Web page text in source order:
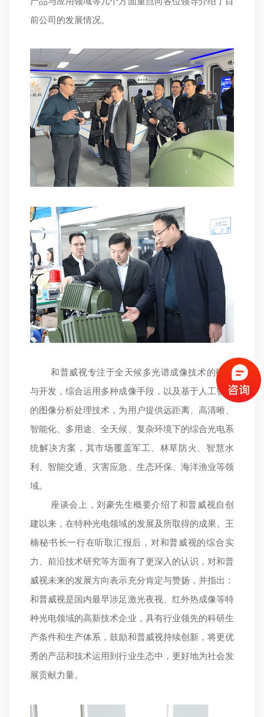
前公司的发展情况。
和普威视专注于全天候多光谱成像技术的研究
与开发，综合运用多种成像手段，以及基于人工智能
的图像分析处理技术，为用户提供远距离、高清晰、
智能化、多用途、全天候、复杂环境下的综合光电系
统解决方案，其市场覆盖军工、林草防火、智慧水
利、智能交通、灾害应急、生态环保、海洋渔业等领
域。
座谈会上，刘豪先生概要介绍了和普威视自创
建以来，在特种光电领域的发展及所取得的成果。王
楠秘书长一行在听取汇报后，对和普威视的综合实
力、前沿技术研究等方面有了更深入的认识，对和普
威视未来的发展方向表示充分肯定与赞扬，并指出：
和普威视是国内最早涉足激光夜视、红外热成像等特
种光电领域的高新技术企业，具有行业领先的科研生
产条件和生产体系，鼓励和普威视持续创新，将更优
秀的产品和技术运用到行业生态中，更好地为社会发
展贡献力量。